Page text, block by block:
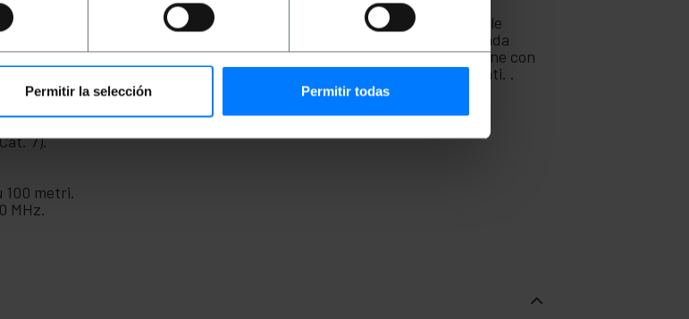
Permitir la selección Permitir todas
dispongono di una connessione Ethernet come laptop, computer,
rigidi in formato NAS ed elettronica di rete come router, switch, console
e qualsiasi dispositivo che richieda una connessione Internet a banda
video in abbinamento ad appositi kit trasmettitori video. Progettazione con
le interferenze elettriche e in conformità con le normative più esigenti. .
7).
100 metri.
MHz.